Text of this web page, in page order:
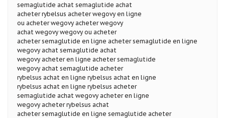
semaglutide achat semaglutide achat
acheter rybelsus acheter wegovy en ligne
ou acheter wegovy acheter wegovy
achat wegovy wegovy ou acheter
acheter semaglutide en ligne acheter semaglutide en ligne
wegovy achat semaglutide achat
wegovy acheter en ligne acheter semaglutide
wegovy achat semaglutide acheter
rybelsus achat en ligne rybelsus achat en ligne
rybelsus achat en ligne rybelsus acheter
semaglutide achat wegovy acheter en ligne
wegovy acheter rybelsus achat
acheter semaglutide en ligne semaglutide acheter